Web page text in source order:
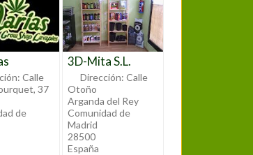
Calle
37
de
3D-Mita S.L.
Dirección: Calle
Otoño
Arganda del Rey
Comunidad de
Madrid
28500
España